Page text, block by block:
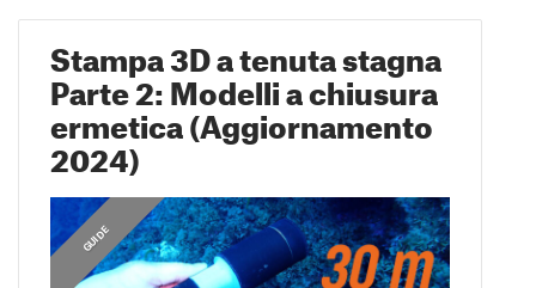
Stampa 3D a tenuta stagna
Parte 2: Modelli a chiusura
ermetica (Aggiornamento
2024)
GUIDE
GUIDE